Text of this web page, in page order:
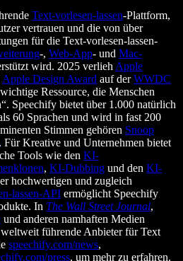
Text-vorlesen-lassen-Plattform,
vertrauen und die von über
für die Text-vorlesen-lassen-
-, Web-App- und Mac-
wird. 2025 verlieh Apple
Apple Design Award auf derWWDC
Ressource, die Menschen
Speechify bietet über 1.000 natürlich
60 Sprachen und wird in fast 200
Stimmen gehören Snoop
Für Kreative und Unternehmen bietet
Tools wie den KI-
, KI-Dubbing und den KI-
hochwertigen und zugleich
lassen-API ermöglicht Speechify
In The Wall Street Journal,
und anderen namhaften Medien
führende Anbieter für Text
speechify.com/news,
press, um mehr zu erfahren.